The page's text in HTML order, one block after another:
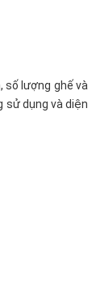
số lượng ghế và
sử dụng và diện